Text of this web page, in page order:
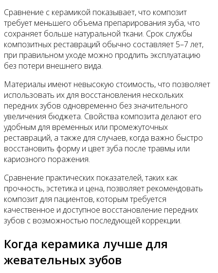
Сравнение с керамикой показывает, что композит
требует меньшего объема препарирования зуба, что
сохраняет больше натуральной ткани. Срок службы
композитных реставраций обычно составляет 5–7 лет,
при правильном уходе можно продлить эксплуатацию
без потери внешнего вида.
Материалы имеют невысокую стоимость, что позволяет
использовать их для восстановления нескольких
передних зубов одновременно без значительного
увеличения бюджета. Свойства композита делают его
удобным для временных или промежуточных
реставраций, а также для случаев, когда важно быстро
восстановить форму и цвет зуба после травмы или
кариозного поражения.
Сравнение практических показателей, таких как
прочность, эстетика и цена, позволяет рекомендовать
композит для пациентов, которым требуется
качественное и доступное восстановление передних
зубов с возможностью последующей коррекции.
Когда керамика лучше для
жевательных зубов